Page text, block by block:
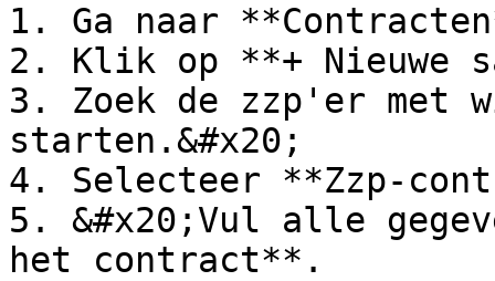
1. Ga naar
2. Klik op **+ Nieuwe
3. Zoek de zzp'er met
starten.&#x20;
4. Selecteer **Zzp-
5. &#x20;Vul alle
het contract**.